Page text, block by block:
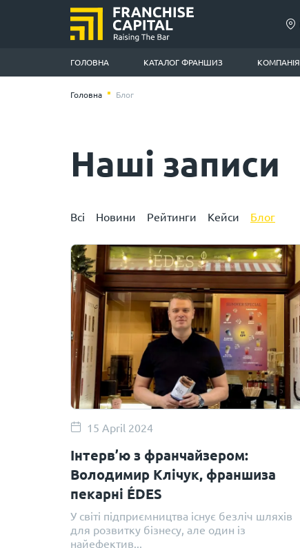
ГОЛОВНА КАТАЛОГ ФРАНШИЗ КОМПАНІЯ
Головна Блог
Наші записи
Всі Новини Рейтинги Кейси Блог
15 April 2024
Інтерв’ю з франчайзером:
Володимир Клічук, франшиза
пекарні ÉDES
У світі підприємництва існує безліч шляхів
для розвитку бізнесу, але один із
найефектив...